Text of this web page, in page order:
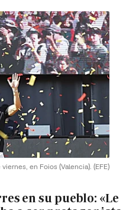
en Foios (Valencia). (EFE)
en su pueblo: «Le